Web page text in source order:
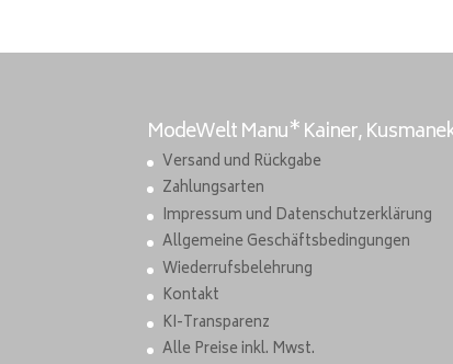
ModeWelt Manu* Kainer,
Versand und Rückgabe
Zahlungsarten
Impressum und Datenschutzerklärung
Allgemeine Geschäftsbedingungen
Wiederrufsbelehrung
Kontakt
KI-Transparenz
Alle Preise inkl. Mwst.